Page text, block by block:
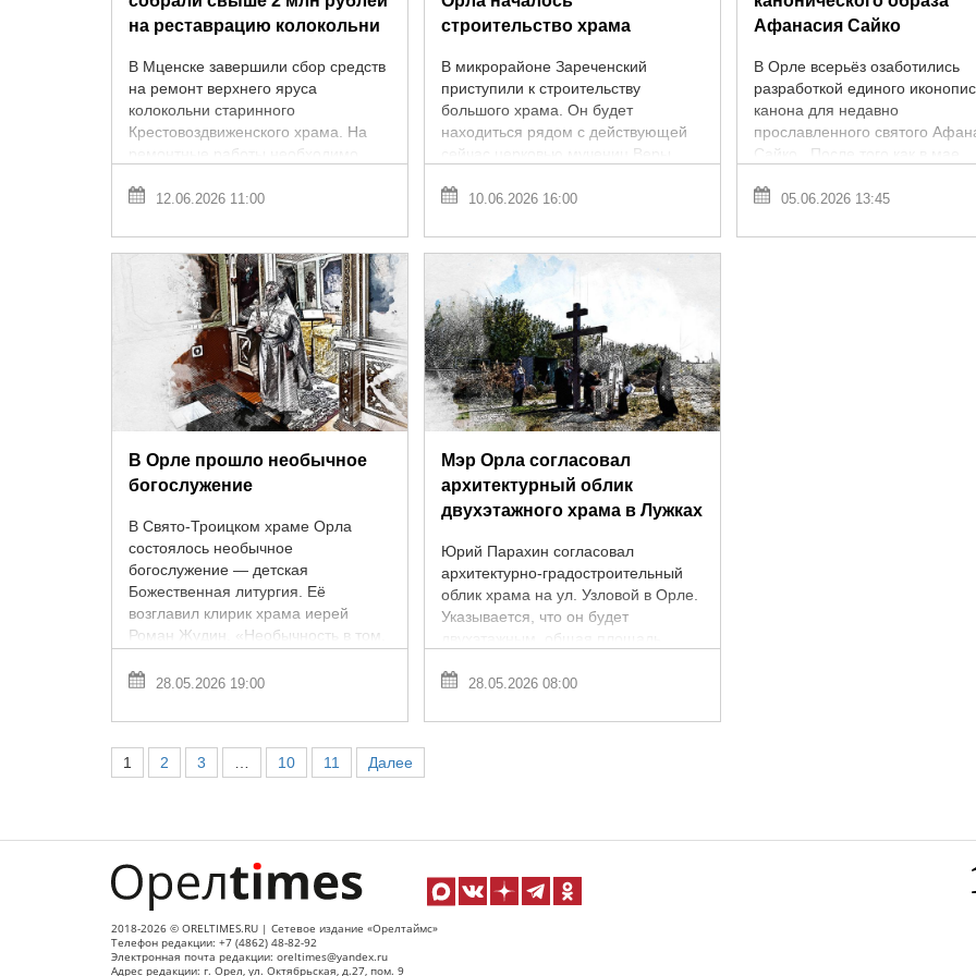
на реставрацию колокольни
В Мценске завершили сбор средств
на ремонт верхнего яруса
колокольни старинного
Крестовоздвиженского храма. На
ремонтные работы необходимо
Вышло чуть больше ...
12.06.2026 11:00
строительство храма
В микрорайоне Зареченский
приступили к строительству
большого храма. Он будет
находиться рядом с действующей
сейчас церковью мучениц Веры,
Софии, которая является ...
10.06.2026 16:00
Афанасия Сайко
В Орле всерьёз озаботились
разработкой единого
канона для недавно
прославленного святого
Сайко. После того как в мае
включил имя орловского ...
05.06.2026 13:45
В Орле прошло необычное
богослужение
В Свято-Троицком храме Орла
состоялось необычное
богослужение — детская
Божественная литургия. Её
возглавил клирик храма иерей
Роман Жудин. «Необычность в том,
28.05.2026 19:00
Мэр Орла согласовал
архитектурный облик
двухэтажного храма в Лужках
Юрий Парахин согласовал
архитектурно-градостроительный
облик храма на ул. Узловой в Орле.
Указывается, что он будет
двухэтажным, общая площадь
Согласование прошло по ...
28.05.2026 08:00
1 2 3 10 11 Далее
2018-2026 © ORELTIMES.RU | Сетевое издание «Орелтаймс»
Телефон редакции: +7 (4862) 48-82-92
Электронная почта редакции: oreltimes@yandex.ru
Адрес редакции: г. Орел, ул. Октябрьская, д.27, пом. 9